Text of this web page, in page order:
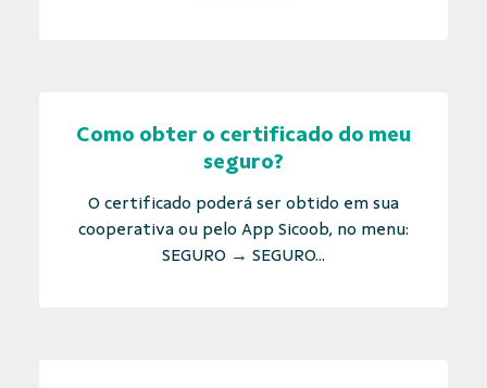
Como obter o certificado do meu
seguro?
O certificado poderá ser obtido em sua
cooperativa ou pelo App Sicoob, no menu:
SEGURO → SEGURO...